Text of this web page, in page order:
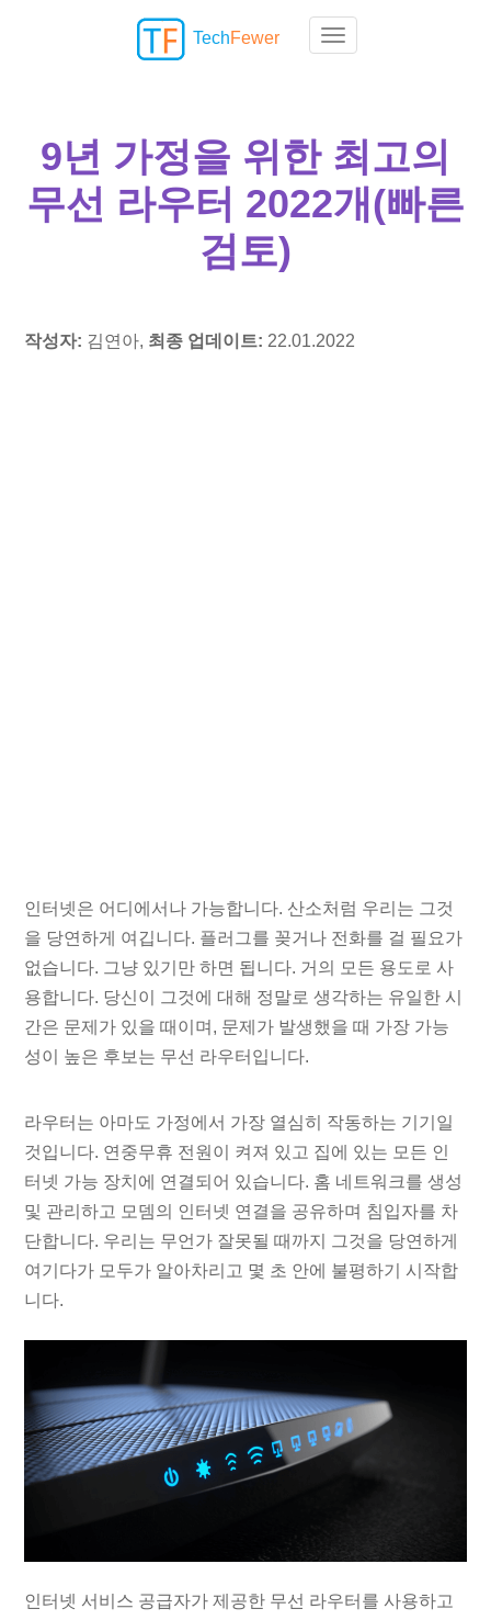
Toggle navigation
TechFewer
9년 가정을 위한 최고의
무선 라우터 2022개(빠른
검토)
작성자: 김연아, 최종 업데이트: 22.01.2022
인터넷은 어디에서나 가능합니다. 산소처럼 우리는 그것
을 당연하게 여깁니다. 플러그를 꽂거나 전화를 걸 필요가
없습니다. 그냥 있기만 하면 됩니다. 거의 모든 용도로 사
용합니다. 당신이 그것에 대해 정말로 생각하는 유일한 시
간은 문제가 있을 때이며, 문제가 발생했을 때 가장 가능
성이 높은 후보는 무선 라우터입니다.
라우터는 아마도 가정에서 가장 열심히 작동하는 기기일
것입니다. 연중무휴 전원이 켜져 있고 집에 있는 모든 인
터넷 가능 장치에 연결되어 있습니다. 홈 네트워크를 생성
및 관리하고 모뎀의 인터넷 연결을 공유하며 침입자를 차
단합니다. 우리는 무언가 잘못될 때까지 그것을 당연하게
여기다가 모두가 알아차리고 몇 초 안에 불평하기 시작합
니다.
인터넷 서비스 공급자가 제공한 무선 라우터를 사용하고